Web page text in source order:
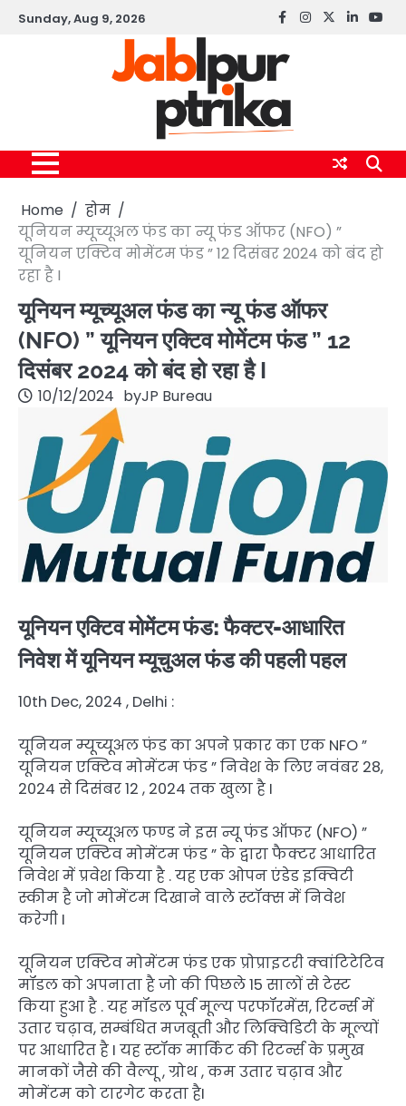
SkipSunday, Aug 9, 2026 Facebook
instagram
twitterlinkedin
Home
होम
यूनियन म्यूच्यूअल फंड का न्यू फंड ऑफर (NFO) ”
यूनियन एक्टिव मोमेंटम फंड ” 12 दिसंबर 2024 को बंद हो
रहा है I
यूनियन म्यूच्यूअल फंड का न्यू फंड ऑफर
(NFO) ” यूनियन एक्टिव मोमेंटम फंड ” 12
दिसंबर 2024 को बंद हो रहा है I
10/12/2024 byJP Bureau
यूनियन एक्टिव मोमेंटम फंड: फैक्टर-आधारित
निवेश में यूनियन म्यूचुअल फंड की पहली पहल
10th Dec, 2024 , Delhi :
यूनियन म्यूच्यूअल फंड का अपने प्रकार का एक NFO ”
यूनियन एक्टिव मोमेंटम फंड ” निवेश के लिए नवंबर 28,
2024 से दिसंबर 12 , 2024 तक खुला है I
यूनियन म्यूच्यूअल फण्ड ने इस न्यू फंड ऑफर (NFO) ”
यूनियन एक्टिव मोमेंटम फंड ” के द्वारा फैक्टर आधारित
निवेश में प्रवेश किया है . यह एक ओपन एंडेड इक्विटी
स्कीम है जो मोमेंटम दिखाने वाले स्टॉक्स में निवेश
करेगी I
यूनियन एक्टिव मोमेंटम फंड एक प्रोप्राइटरी क्वांटिटेटिव
मॉडल को अपनाता है जो की पिछले 15 सालों से टेस्ट
किया हुआ है . यह मॉडल पूर्व मूल्य परफॉरमेंस, रिटर्न्स में
उतार चढ़ाव, सम्बंधित मजबूती और लिक्विडिटी के मूल्यों
पर आधारित है I यह स्टॉक मार्किट की रिटर्न्स के प्रमुख
मानकों जैसे की वैल्यू , ग्रोथ , कम उतार चढ़ाव और
मोमेंटम को टारगेट करता हैI